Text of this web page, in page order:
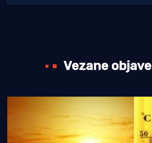
Vezane objave